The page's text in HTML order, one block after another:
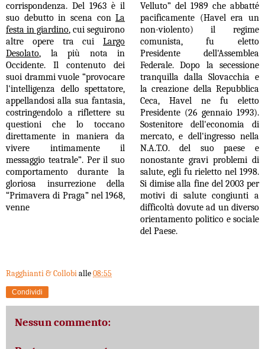
corrispondenza. Del 1963 è il
suo debutto in scena conLa
festa in giardino, cui seguirono
altre opere tra cuiLargo
Desolato, la più nota in
Occidente. Il contenuto dei
suoi drammi vuole“provocare
l'intelligenza dello spettatore,
appellandosi alla sua fantasia,
costringendolo a riflettere su
questioni che lo toccano
direttamente in maniera da
vivere intimamente il
messaggio teatrale”. Per il suo
comportamento durante la
gloriosa insurrezione della
“Primavera di Praga” nel 1968,
venne
Velluto” del 1989 che abbatté
pacificamente (Havel era un
non-violento) il regime
comunista, fu eletto
Presidente dell'Assemblea
Federale. Dopo la secessione
tranquilla dalla Slovacchia e
la creazione della Repubblica
Ceca, Havel ne fu eletto
Presidente (26 gennaio 1993).
Sostenitore dell'economia di
mercato, e dell'ingresso nella
N.A.T.O. del suo paese e
nonostante gravi problemi di
salute, egli fu rieletto nel 1998.
Si dimise alla fine del 2003 per
motivi di salute congiunti a
difficoltà dovute ad un diverso
orientamento politico e sociale
del Paese.
Ragghianti & Collobialle08:55
Condividi
Nessun commento: